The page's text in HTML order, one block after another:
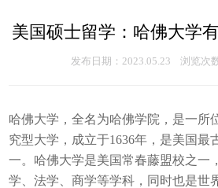
美国硕士留学：哈佛大学
发布日期：2023.05.23 浏览次
哈佛大学，全名为哈佛学院，是一所
究型大学，成立于1636年，是美国最
一。哈佛大学是美国常春藤盟校之一
学、法学、商学等学科，同时也是世